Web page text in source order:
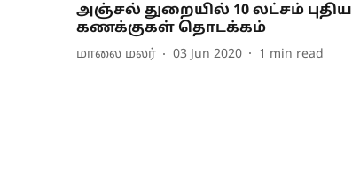
அஞ்சல் துறையில் 10 லட்சம் புதிய
கணக்குகள் தொடக்கம்
மாலை மலர் 03 Jun 2020 1 min read